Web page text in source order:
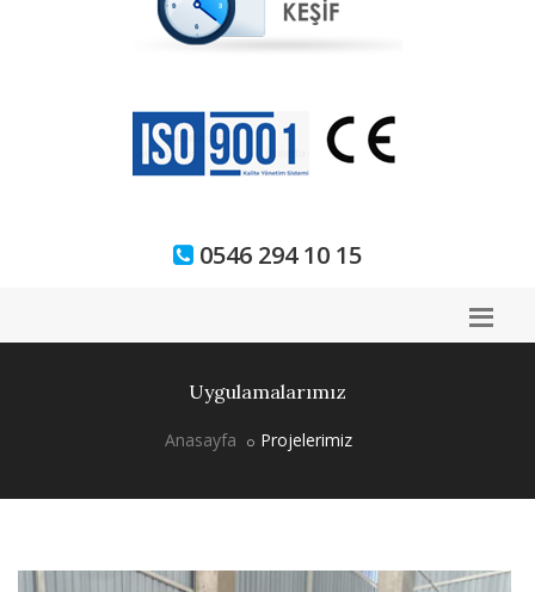
0546 294 10 15
Uygulamalarımız
Anasayfa Projelerimiz